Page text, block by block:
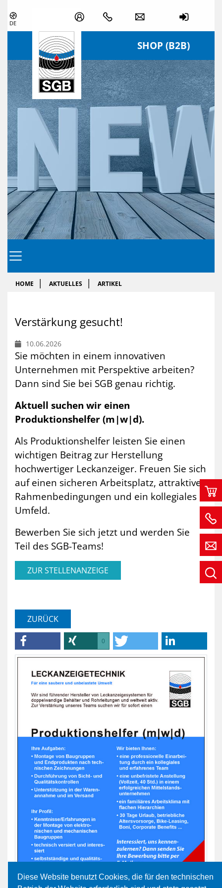
Diese Website benutzt Cookies, die für den technischen
DE
SHOP (B2B)
HOME AKTUELLES ARTIKEL
Ver­stär­kung ge­sucht!
10.06.2026
Sie möchten in einem innovativen
Unternehmen mit Perspektive arbeiten?
Dann sind Sie bei SGB genau richtig.
Aktuell suchen wir einen
Produktionshelfer (m|w|d).
Als Produktionshelfer leisten Sie einen
wichtigen Beitrag zur Herstellung
hochwertiger Leckanzeiger. Freuen Sie sich
auf einen sicheren Arbeitsplatz, attraktive
Rahmenbedingungen und ein kollegiales
Umfeld.
Bewerben Sie sich jetzt und werden Sie
Teil des SGB-Teams!
ZUR STELLENANZEIGE
ZURÜCK
0